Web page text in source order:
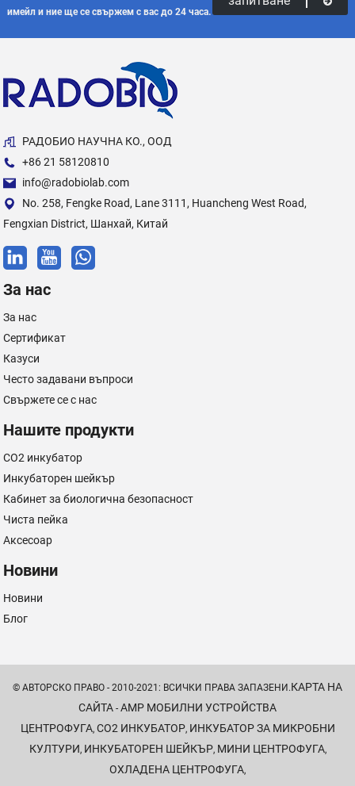
имейл и ние ще се свържем с вас до 24 часа.
РАДОБИО НАУЧНА КО., ООД
+86 21 58120810
info@radobiolab.com
No. 258, Fengke Road, Lane 3111, Huancheng West Road,
Fengxian District, Шанхай, Китай
За нас
За нас
Сертификат
Казуси
Често задавани въпроси
Свържете се с нас
Нашите продукти
CO2 инкубатор
Инкубаторен шейкър
Кабинет за биологична безопасност
Чиста пейка
Аксесоар
Новини
Новини
Блог
© АВТОРСКО ПРАВО - 2010-2021: ВСИЧКИ ПРАВА ЗАПАЗЕНИ.КАРТА НА
САЙТА - AMP МОБИЛНИ УСТРОЙСТВА
ЦЕНТРОФУГА, CO2 ИНКУБАТОР, ИНКУБАТОР ЗА МИКРОБНИ
КУЛТУРИ, ИНКУБАТОРЕН ШЕЙКЪР, МИНИ ЦЕНТРОФУГА,
ОХЛАДЕНА ЦЕНТРОФУГА,